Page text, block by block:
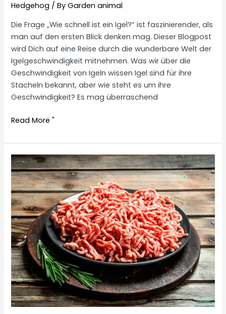
Hedgehog / ByGarden animal
Die Frage „Wie schnell ist ein Igel?“ ist faszinierender, als
man auf den ersten Blick denken mag. Dieser Blogpost
wird Dich auf eine Reise durch die wunderbare Welt der
Igelgeschwindigkeit mitnehmen. Was wir über die
Geschwindigkeit von Igeln wissen Igel sind für ihre
Stacheln bekannt, aber wie steht es um ihre
Geschwindigkeit? Es mag überraschend
How
is
a
hedgehog?
Read More "